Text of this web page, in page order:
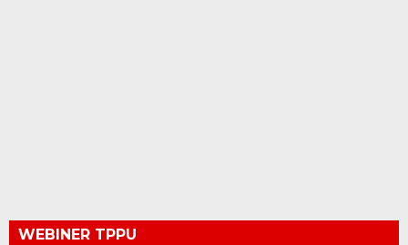
WEBINER TPPU